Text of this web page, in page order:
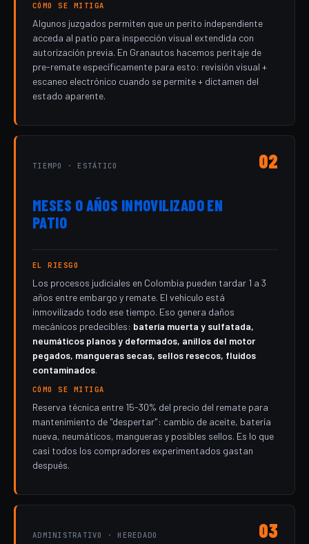
CÓMO SE MITIGA
Algunos juzgados permiten que un perito independiente
acceda al patio para inspección visual extendida con
autorización previa. En Granautos hacemos peritaje de
pre-remate específicamente para esto: revisión visual +
escaneo electrónico cuando se permite + dictamen del
estado aparente.
TIEMPO · ESTÁTICO
MESES O AÑOS INMOVILIZADO EN
PATIO
02
EL RIESGO
Los procesos judiciales en Colombia pueden tardar 1 a 3
años entre embargo y remate. El vehículo está
inmovilizado todo ese tiempo. Eso genera daños
mecánicos predecibles: batería muerta y sulfatada,
neumáticos planos y deformados, anillos del motor
pegados, mangueras secas, sellos resecos, fluidos
contaminados.
CÓMO SE MITIGA
Reserva técnica entre 15-30% del precio del remate para
mantenimiento de "despertar": cambio de aceite, batería
nueva, neumáticos, mangueras y posibles sellos. Es lo que
casi todos los compradores experimentados gastan
después.
ADMINISTRATIVO · HEREDADO 03